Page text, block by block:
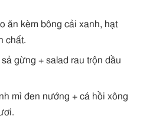
ăn kèm bông cải xanh, hạt
chất.
gừng + salad rau trộn dầu
mì đen nướng + cá hồi xông